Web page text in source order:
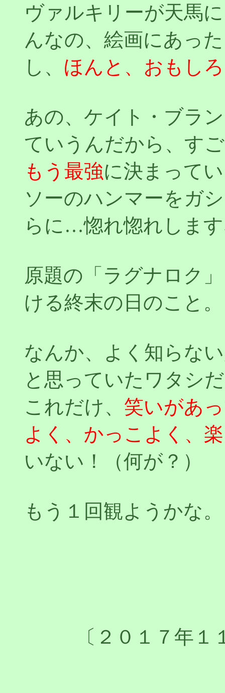
ヴァルキリーが天馬
んなの、絵画にあっ
し、 ほんと、おもし
あの、ケイト・ブラ
ていうんだから、す
もう最強に決まって
ソーのハンマーをガ
らに…惚れ惚れしま
原題の「ラグナロク
ける終末の日のこと。
なんか、よく知らな
と思っていたワタシ
これだけ、 笑いがあ
よく、かっこよく、
いない！（何が？）
もう１回観ようかな。
〔２０１７年